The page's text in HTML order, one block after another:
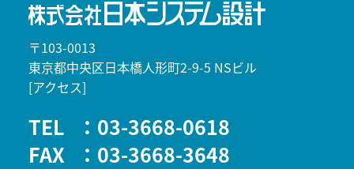
〒103-0013
東京都中央区日本橋人形町2-9-5 NSビル
[アクセス]
TEL
：03-3668-0618
FAX
：03-3668-3648